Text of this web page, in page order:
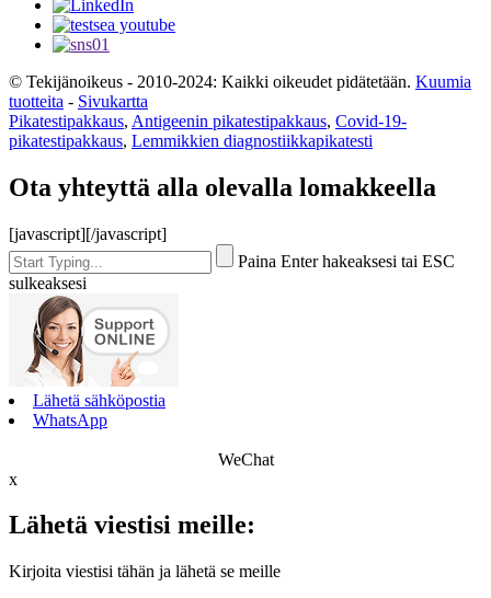
© Tekijänoikeus - 2010-2024: Kaikki oikeudet pidätetään. Kuumia
tuotteita - Sivukartta
Pikatestipakkaus, Antigeenin pikatestipakkaus, Covid-19-
pikatestipakkaus, Lemmikkien diagnostiikkapikatesti
Ota yhteyttä alla olevalla lomakkeella
[javascript][/javascript]
Paina Enter hakeaksesi tai ESC
sulkeaksesi
Lähetä sähköpostia
WhatsApp
WeChat
x
Lähetä viestisi meille:
Kirjoita viestisi tähän ja lähetä se meille